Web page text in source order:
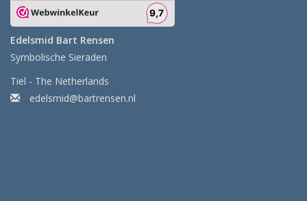
Edelsmid Bart Rensen
Symbolische Sieraden
Tiel - The Netherlands
edelsmid@bartrensen.nl